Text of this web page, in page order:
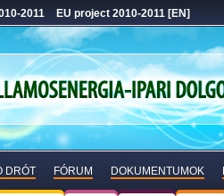
2011 EU project 2010-2011 [EN]
DRÓT FÓRUM DOKUMENTUMOK